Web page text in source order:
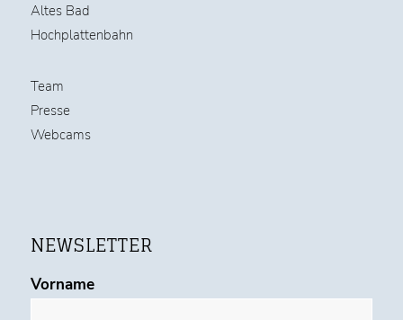
Altes Bad
Hochplattenbahn
Team
Presse
Webcams
NEWSLETTER
Vorname